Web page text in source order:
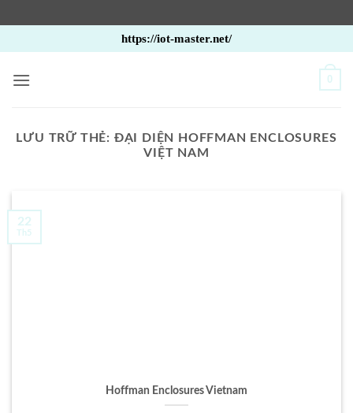
qua
nội
https://iot-master.net/
0
LƯU TRỮ THẺ: ĐẠI DIỆN HOFFMAN ENCLOSURES
VIỆT NAM
Hoffman Enclosures Vietnam
22
Th5